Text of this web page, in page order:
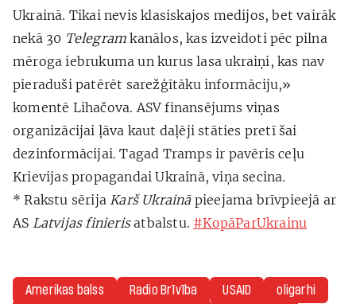
Ukrainā. Tikai nevis klasiskajos medijos, bet vairāk
nekā 30 Telegram kanālos, kas izveidoti pēc pilna
mēroga iebrukuma un kurus lasa ukraiņi, kas nav
pieraduši patērēt sarežģītāku informāciju,»
komentē Lihačova. ASV finansējums viņas
organizācijai ļāva kaut daļēji stāties pretī šai
dezinformācijai. Tagad Tramps ir pavēris ceļu
Krievijas propagandai Ukrainā, viņa secina.
* Rakstu sērija Karš Ukrainā pieejama brīvpieejā ar
AS Latvijas finierisatbalstu. #KopāParUkrainu
Amerikas balss Radio Brīvība USAID
oligarhi